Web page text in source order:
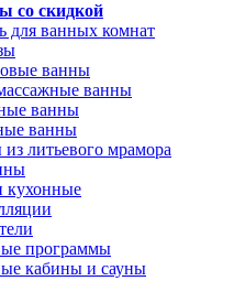
со скидкой
для ванных комнат
ванны
ванны
ванны
ванны
литьевого мрамора
программы
кабины и сауны